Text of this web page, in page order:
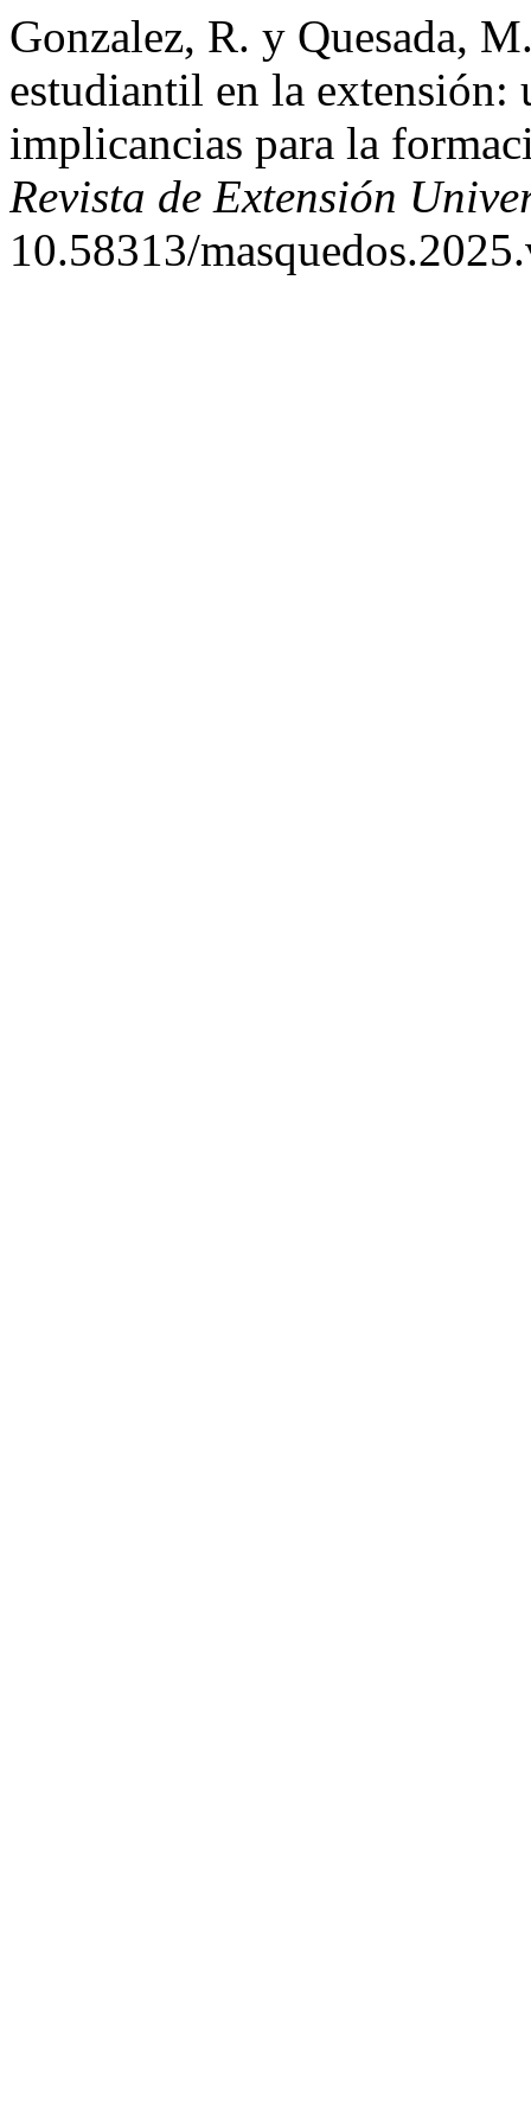
Gonzalez, R. y Quesada,
estudiantil en la extensión:
implicancias para la
Revista de Extensión
10.58313/